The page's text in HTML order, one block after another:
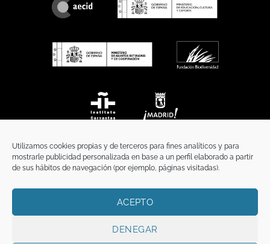
Utilizamos cookies propias y de terceros para fines analíticos y para
mostrarle publicidad personalizada en base a un perfil elaborado a partir
de sus hábitos de navegación (por ejemplo, páginas visitadas).
ACEPTO
DENEGAR
TÉRMINOS Y CONDICIONES